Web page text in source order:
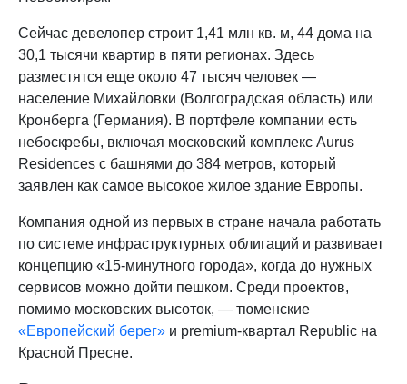
Сейчас девелопер строит 1,41 млн кв. м, 44 дома на
30,1 тысячи квартир в пяти регионах. Здесь
разместятся еще около 47 тысяч человек —
население Михайловки (Волгоградская область) или
Кронберга (Германия). В портфеле компании есть
небоскребы, включая московский комплекс Aurus
Residences с башнями до 384 метров, который
заявлен как самое высокое жилое здание Европы.
Компания одной из первых в стране начала работать
по системе инфраструктурных облигаций и развивает
концепцию «15-минутного города», когда до нужных
сервисов можно дойти пешком. Среди проектов,
помимо московских высоток, — тюменские
«Европейский берег» и premium-квартал Republic на
Красной Пресне.